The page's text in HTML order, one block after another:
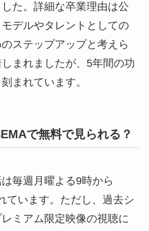
た。詳細な卒業理由は公
デルやタレントとしての
ステップアップと考えら
まれましたが、5年間の功
まれています。
で無料で見られる？
毎週月曜よる9時から
ています。ただし、過去シ
ミアム限定映像の視聴に